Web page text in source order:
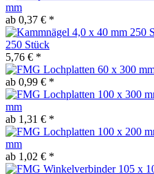
mm
ab 0,37 € *
250 Stück
5,76 € *
ab 0,99 € *
mm
ab 1,31 € *
mm
ab 1,02 € *